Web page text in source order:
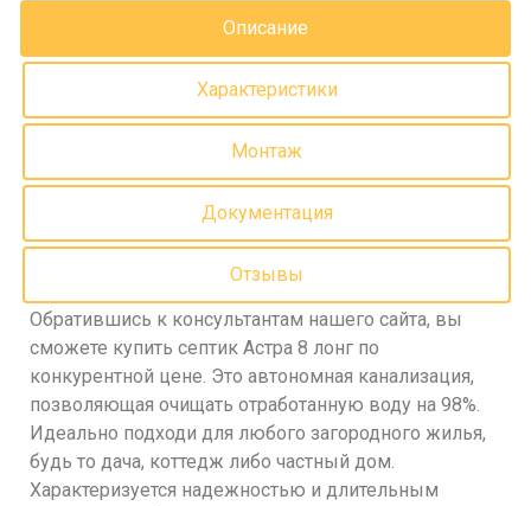
Описание
Характеристики
Монтаж
Документация
Отзывы
Обратившись к консультантам нашего сайта, вы
сможете купить септик Астра 8 лонг по
конкурентной цене. Это автономная канализация,
позволяющая очищать отработанную воду на 98%.
Идеально подходи для любого загородного жилья,
будь то дача, коттедж либо частный дом.
Характеризуется надежностью и длительным